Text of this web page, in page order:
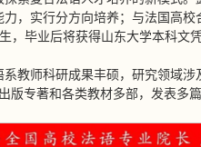
，实行分方向培养；与法国高
，毕业后将获得山东大学本科文
教师科研成果丰硕，研究领域
版专著和各类教材多部，发表多